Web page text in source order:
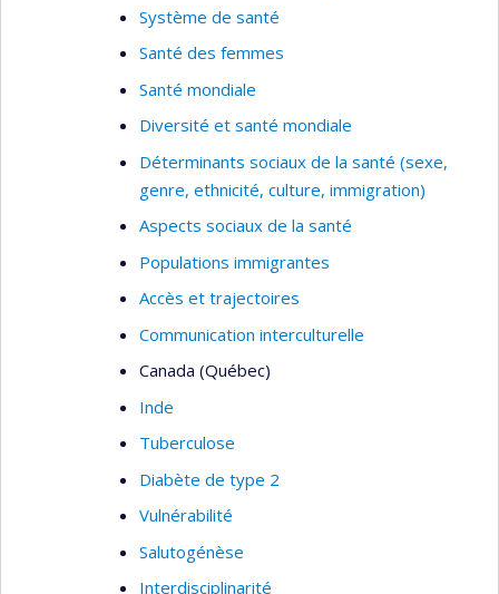
Système de santé
Santé des femmes
Santé mondiale
Diversité et santé mondiale
Déterminants sociaux de la santé (sexe,
genre, ethnicité, culture, immigration)
Aspects sociaux de la santé
Populations immigrantes
Accès et trajectoires
Communication interculturelle
Canada (Québec)
Inde
Tuberculose
Diabète de type 2
Vulnérabilité
Salutogénèse
Interdisciplinarité